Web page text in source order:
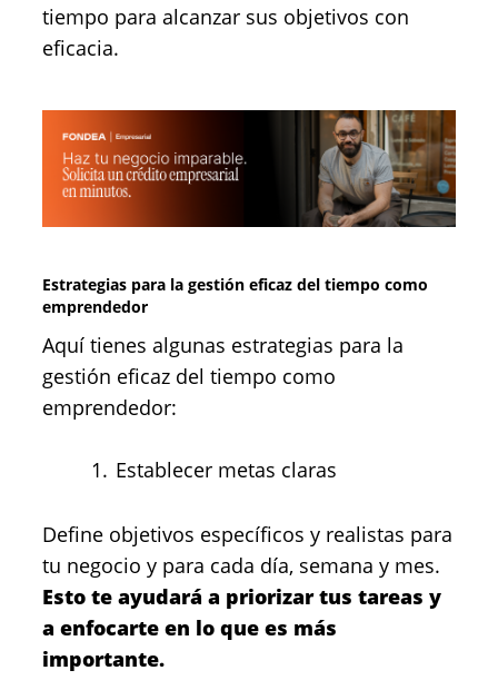
tiempo para alcanzar sus objetivos con
eficacia.
Estrategias para la gestión eficaz del tiempo como
emprendedor
Aquí tienes algunas estrategias para la
gestión eficaz del tiempo como
emprendedor:
Establecer metas claras
Define objetivos específicos y realistas para
tu negocio y para cada día, semana y mes.
Esto te ayudará a priorizar tus tareas y
a enfocarte en lo que es más
importante.